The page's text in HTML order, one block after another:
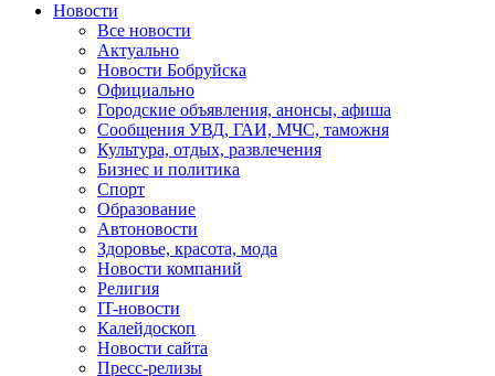
Новости
Все новости
Актуально
Новости Бобруйска
Официально
Городские объявления, анонсы, афиша
Сообщения УВД, ГАИ, МЧС, таможня
Культура, отдых, развлечения
Бизнес и политика
Спорт
Образование
Автоновости
Здоровье, красота, мода
Новости компаний
Религия
IT-новости
Калейдоскоп
Новости сайта
Пресс-релизы